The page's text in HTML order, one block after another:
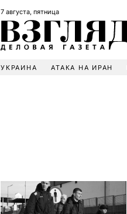
7 августа, пятница
УКРАИНА АТАКА НА ИРАН